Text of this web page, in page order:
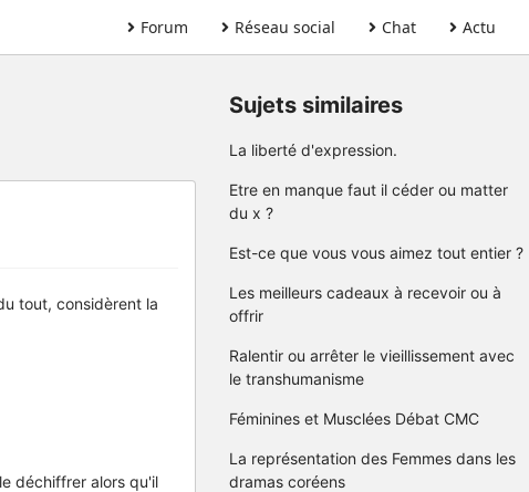
Forum Réseau social Chat Actu
tout, considèrent la
déchiffrer alors qu'il
Sujets similaires
La liberté d'expression.
Etre en manque faut il céder ou matter
du x ?
Est-ce que vous vous aimez tout entier ?
Les meilleurs cadeaux à recevoir ou à
offrir
Ralentir ou arrêter le vieillissement avec
le transhumanisme
Féminines et Musclées Débat CMC
La représentation des Femmes dans les
dramas coréens